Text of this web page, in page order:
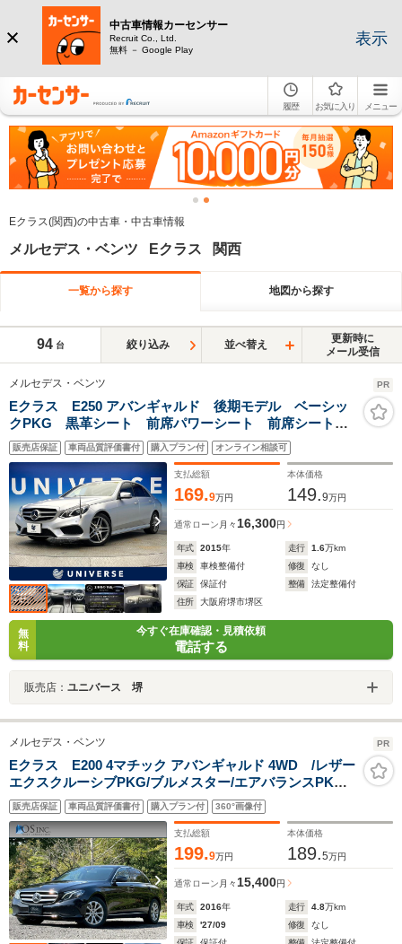
中古車情報カーセンサー
Recruit Co., Ltd.
無料 － Google Play
表示
履歴 お気に入り メニュー
Eクラス(関西)の中古車・中古車情報
メルセデス・ベンツ Eクラス 関西
一覧から探す 地図から探す
94 台 絞り込み 並べ替え
更新時に
メール受信
メルセデス・ベンツ PR
Eクラス E250 アバンギャルド 後期モデル ベーシッ
クPKG 黒革シート 前席パワーシート 前席シートヒ
ーター レーダーセーフティPKG LEDヘッドライト
オートハイビーム 全周囲カメラ 純正ナビ 地デジ
TV 1オーナー 禁煙車
販売店保証 車両品質評価書付 購入プラン付 オンライン相談可
支払総額
169.9万円
本体価格
149.9万円
通常ローン 月々16,300円
年式 2015年 走行 1.6万km
車検
車検整備付 修復
なし
保証
保証付 整備
法定整備付
住所
大阪府堺市堺区
無
料
今すぐ在庫確認・見積依頼
電話する
販売店： ユニバース 堺
メルセデス・ベンツ PR
Eクラス E200 4マチック アバンギャルド 4WD /レザー
エクスクルーシブPKG/ブルメスター/エアバランスPKG/
全周囲カメラ/パワートランク/黒革/前席パワーシート・シ
ートメモリー/全席シートヒーター/アンビエントライ
ト/ETC/純正AW
販売店保証 車両品質評価書付 購入プラン付 360°画像付
支払総額
199.9万円
本体価格
189.5万円
通常ローン 月々15,400円
年式 2016年 走行 4.8万km
車検
'27/09 修復
なし